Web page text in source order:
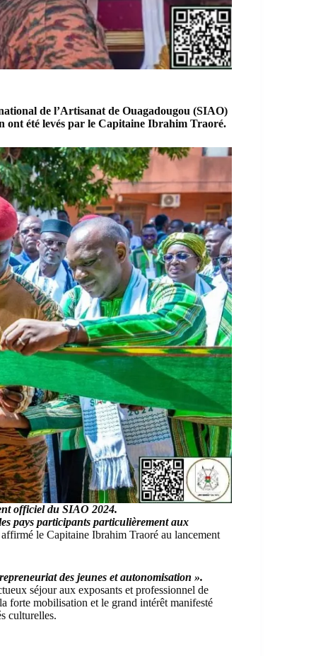
de l’Artisanat de Ouagadougou (SIAO)
ont été levés par le Capitaine Ibrahim Traoré.
officiel du SIAO 2024.
pays participants particulièrement aux
affirmé le Capitaine Ibrahim Traoré au lancement
des jeunes et autonomisation ».
séjour aux exposants et professionnel de
forte mobilisation et le grand intérêt manifesté
culturelles.